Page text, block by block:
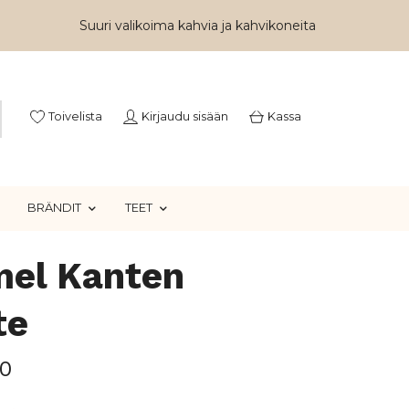
Suuri valikoima kahvia ja kahvikoneita
Toivelista Kirjaudu sisään Kassa
BRÄNDIT TEET
Kanten